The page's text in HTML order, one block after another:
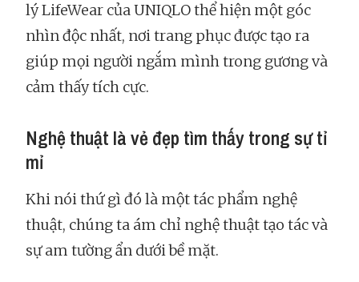
lý LifeWear của UNIQLO thể hiện một góc
nhìn độc nhất, nơi trang phục được tạo ra
giúp mọi người ngắm mình trong gương và
cảm thấy tích cực.
Nghệ thuật là vẻ đẹp tìm thấy trong sự tỉ
mỉ
Khi nói thứ gì đó là một tác phẩm nghệ
thuật, chúng ta ám chỉ nghệ thuật tạo tác và
sự am tường ẩn dưới bề mặt.